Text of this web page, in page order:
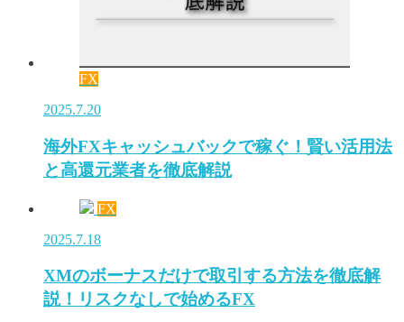
FX
2025.7.20
海外FXキャッシュバックで稼ぐ！賢い活用法
と高還元業者を徹底解説
FX
2025.7.18
XMのボーナスだけで取引する方法を徹底解
説！リスクなしで始めるFX